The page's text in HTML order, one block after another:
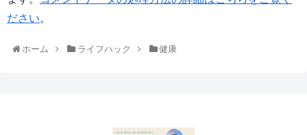
ださい。
ホーム ライフハック 健康